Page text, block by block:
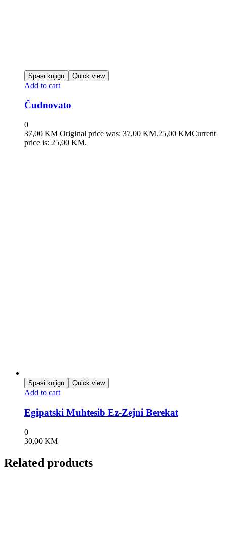
Spasi knjigu Quick view
Add to cart
Čudnovato
0
37,00KM Original price was: 37,00 KM.25,00 KMCurrent
price is: 25,00 KM.
Spasi knjigu Quick view
Add to cart
Egipatski Muhtesib Ez-Zejni Berekat
0
30,00 KM
Related products